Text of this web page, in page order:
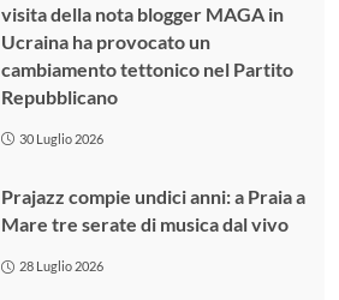
visita della nota blogger MAGA in
Ucraina ha provocato un
cambiamento tettonico nel Partito
Repubblicano
30 Luglio 2026
Prajazz compie undici anni: a Praia a
Mare tre serate di musica dal vivo
28 Luglio 2026